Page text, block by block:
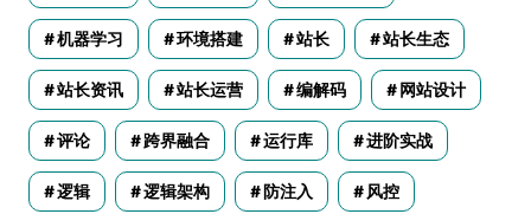
机器学习 环境搭建 站长 站长生态
站长资讯 站长运营 编解码 网站设计
评论 跨界融合 运行库 进阶实战
逻辑 逻辑架构 防注入 风控